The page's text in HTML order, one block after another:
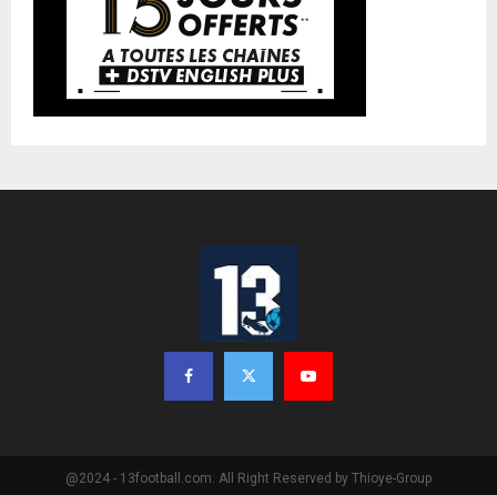
@2024 - 13football.com. All Right Reserved by Thioye-Group